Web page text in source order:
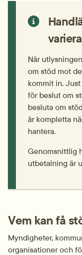
variera
När
om stöd mot
kommit in.
för beslut om
besluta om
är kompletta
hantera.
Genomsnittlig
utbetalning är
Vem kan få
Myndigheter,
organisationer och